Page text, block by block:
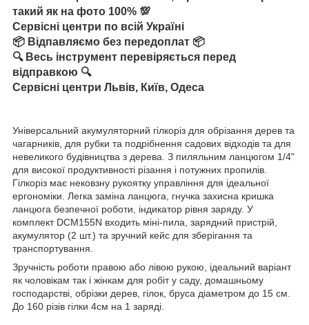
такий як на фото 100% 💯
Сервісні центри по всій Україні
📦 Відпавляємо без передоплат 📦
🔍 Весь інструмент перевіряється перед
відправкою 🔍
Сервісні центри Львів, Київ, Одеса
Універсальний акумуляторний гілкоріз для обрізання дерев та
чагарників, для рубки та подрібнення садових відходів та для
невеликого будівництва з дерева. З пиляльним ланцюгом 1/4"
для високої продуктивності різання і потужних пропилів.
Гілкоріз має нековзну рукоятку управління для ідеальної
ергономіки. Легка заміна ланцюга, гнучка захисна кришка
ланцюга безпечної роботи, індикатор рівня заряду. У
комплект DCM155N входить міні-пила, зарядний пристрій,
акумулятор (2 шт.) та зручний кейс для зберігання та
транспортування.
Зручність роботи правою або лівою рукою, ідеальний варіант
як чоловікам так і жінкам для робіт у саду, домашньому
господарстві, обрізки дерев, гілок, бруса діаметром до 15 см.
До 160 різів гілки 4см на 1 заряді.